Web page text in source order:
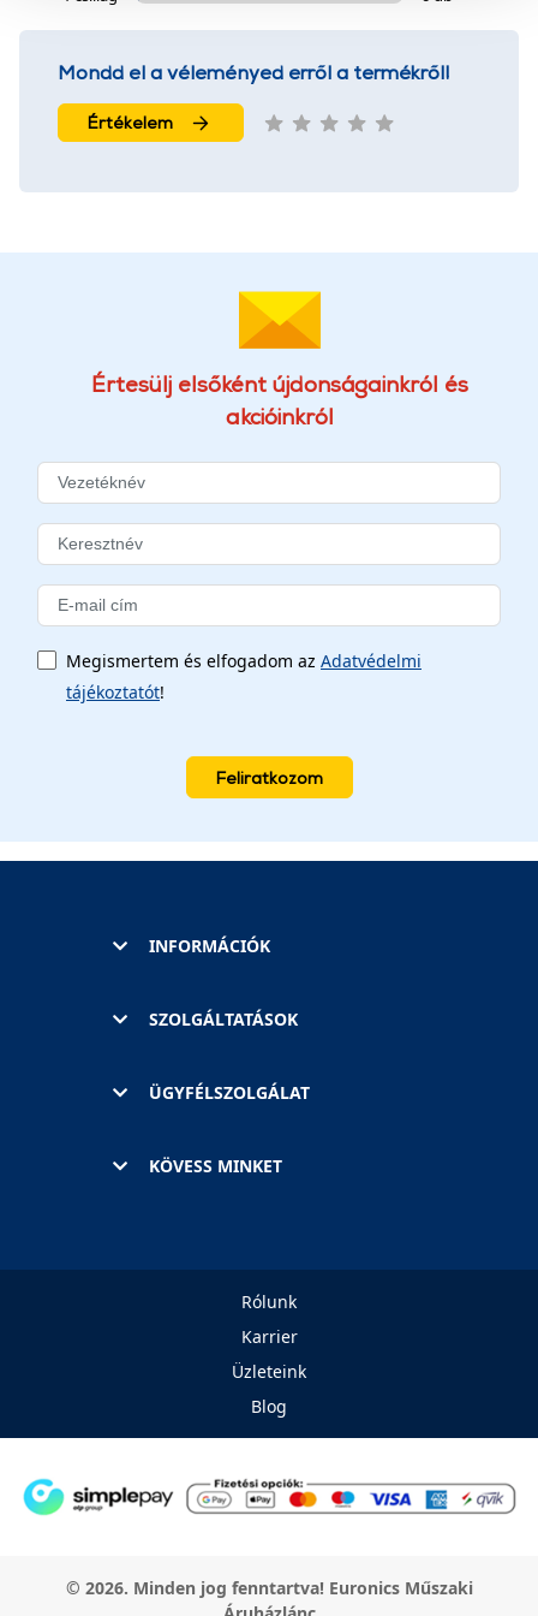
használatával Ön elfogadja a cookie-k használatát.
Mondd el a véleményed erről a termékről!
Értékelem
Értesülj elsőként újdonságainkról és
akcióinkról
Megismertem és elfogadom az Adatvédelmi
tájékoztatót!
Feliratkozom
INFORMÁCIÓK
SZOLGÁLTATÁSOK
ÜGYFÉLSZOLGÁLAT
KÖVESS MINKET
Rólunk
Karrier
Üzleteink
Blog
© 2026. Minden jog fenntartva! Euronics Műszaki